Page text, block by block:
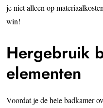
je niet alleen op
win!
Hergebruik
elementen
Voordat je de hele badkamer